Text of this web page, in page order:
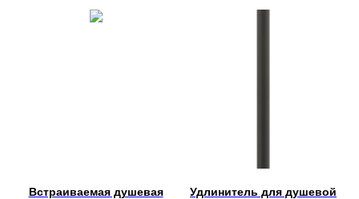
Встраиваемая душевая
Удлинитель для душевой